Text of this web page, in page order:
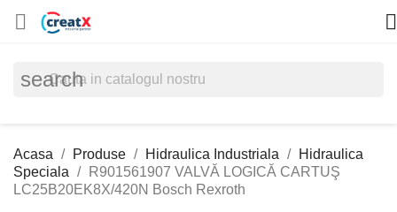
 
search
Acasa Produse Hidraulica Industriala
Hidraulica
Speciala
R901561907 VALVĂ LOGICĂ CARTUŞ
LC25B20EK8X/420N Bosch Rexroth